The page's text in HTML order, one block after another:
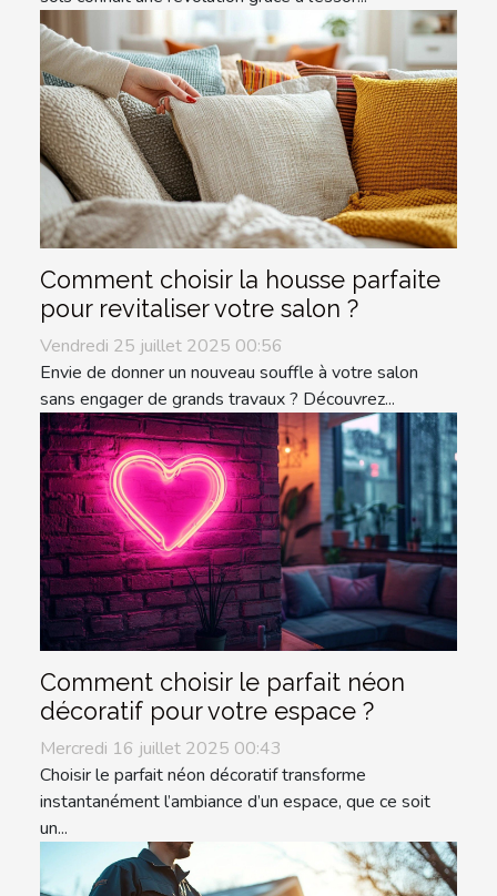
Comment choisir la housse parfaite
pour revitaliser votre salon ?
Vendredi 25 juillet 2025 00:56
Envie de donner un nouveau souffle à votre salon
sans engager de grands travaux ? Découvrez...
Comment choisir le parfait néon
décoratif pour votre espace ?
Mercredi 16 juillet 2025 00:43
Choisir le parfait néon décoratif transforme
instantanément l’ambiance d’un espace, que ce soit
un...